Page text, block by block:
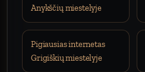
Anykščių miestelyje
Pigiausias internetas
Grigiškių miestelyje